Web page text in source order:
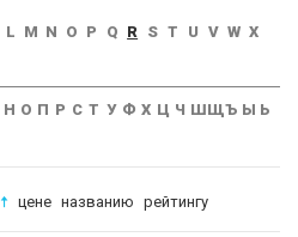
L M N O P Q R S T U V W X
Н О П Р С Т У Ф Х Ц Ч ШЩЪ Ы Ь
цене названию рейтингу